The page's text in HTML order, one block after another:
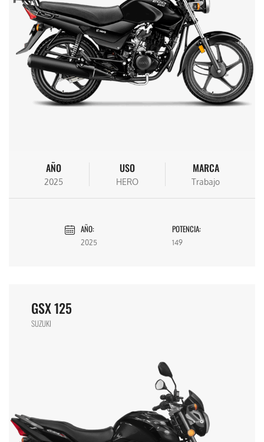
AÑO
2025
USO
HERO
MARCA
Trabajo
AÑO:
2025
POTENCIA:
149
GSX 125
SUZUKI